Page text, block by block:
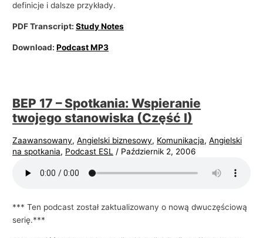
definicje i dalsze przykłady.
PDF Transcript:Study Notes
Download:Podcast MP3
BEP 17 – Spotkania: Wspieranie
twojego stanowiska (Część I)
Zaawansowany,Angielski biznesowy, Komunikacja,Angielski
na spotkania, Podcast ESL / Październik 2, 2006
*** Ten podcast został zaktualizowany o nową dwuczęściową
serię.***